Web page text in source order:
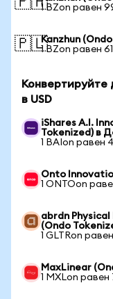
1 BZon равен
🇵🇱Kanzhun
1 BZon равен
Конвертируйте
в USD
iShares A.I.
Tokenized) в
1 BAIon равен
Onto
1 ONTOon
abrdn Physical
(Ondo
1 GLTRon
MaxLinear
1 MXLon равен